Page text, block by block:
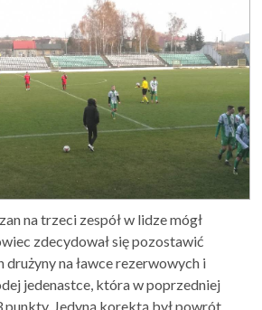
na trzeci zespół w lidze mógł
zdecydował się pozostawić
na ławce rezerwowych i
jedenastce, która w poprzedniej
punkty. Jedyną korektą był powrót